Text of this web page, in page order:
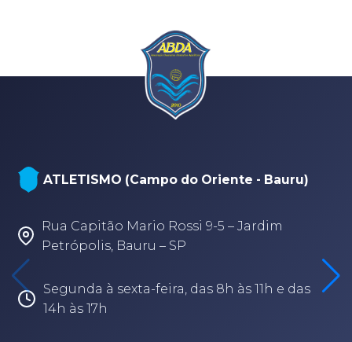
ATLETISMO (Campo do Oriente - Bauru)
Rua Capitão Mario Rossi 9-5 – Jardim
Petrópolis, Bauru – SP
Segunda à sexta-feira, das 8h às 11h e das
14h às 17h